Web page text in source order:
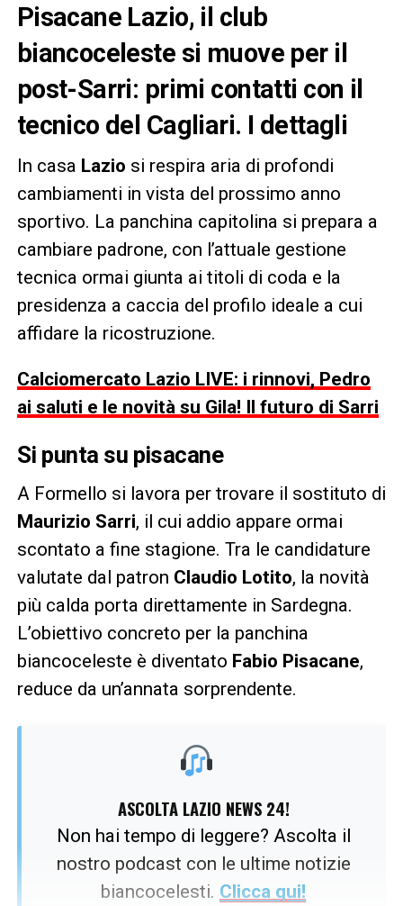
Pisacane Lazio, il club
biancoceleste si muove per il
post-Sarri: primi contatti con il
tecnico del Cagliari. I dettagli
In casa Lazio si respira aria di profondi
cambiamenti in vista del prossimo anno
sportivo. La panchina capitolina si prepara a
cambiare padrone, con l’attuale gestione
tecnica ormai giunta ai titoli di coda e la
presidenza a caccia del profilo ideale a cui
affidare la ricostruzione.
Calciomercato Lazio LIVE: i rinnovi, Pedro
ai saluti e le novità su Gila! Il futuro di Sarri
Si punta su pisacane
A Formello si lavora per trovare il sostituto di
Maurizio Sarri, il cui addio appare ormai
scontato a fine stagione. Tra le candidature
valutate dal patron Claudio Lotito, la novità
più calda porta direttamente in Sardegna.
L’obiettivo concreto per la panchina
biancoceleste è diventato Fabio Pisacane,
reduce da un’annata sorprendente.
ASCOLTA LAZIO NEWS 24!
Non hai tempo di leggere? Ascolta il
nostro podcast con le ultime notizie
biancocelesti. Clicca qui!